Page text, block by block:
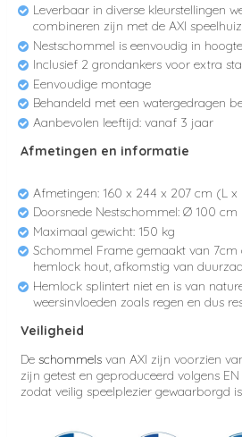
Leverbaar in diverse kleurstellingen
combineren zijn met de AXI
Nestschommel is eenvoudig in
Inclusief 2 grondankers voor extra
Eenvoudige montage
Behandeld met een watergedragen
Aanbevolen leeftijd: vanaf 3 jaar
Afmetingen en informatie
Afmetingen: 160 x 244 x 207 cm (L x
Doorsnede Nestschommel: Ø 100 cm
Maximaal gewicht: 150 kg
Schommel Frame gemaakt van 7cm
hemlock hout, afkomstig van
Hemlock splintert niet en is van
weersinvloeden zoals regen en dus
Veiligheid
De schommels van AXI zijn voorzien
zijn getest en geproduceerd volgens
zodat veilig speelplezier gewaarborgd is.